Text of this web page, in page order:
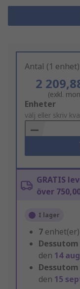
Antal (1
2
(exkl.
Add
to
Basket
Enheter
välj eller skriv
GRATIS
över
I lager
7
den 14
den 15